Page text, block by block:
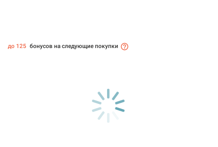
до 125 бонусов на следующие покупки